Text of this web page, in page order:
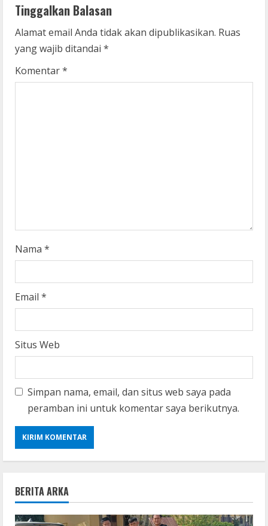
u
e
R
e
Tinggalkan Balasan
Alamat email Anda tidak akan dipublikasikan. Ruas
yang wajib ditandai *
Komentar*
Nama *
Email *
Situs Web
Simpan nama, email, dan situs web saya pada
peramban ini untuk komentar saya berikutnya.
BERITA ARKA